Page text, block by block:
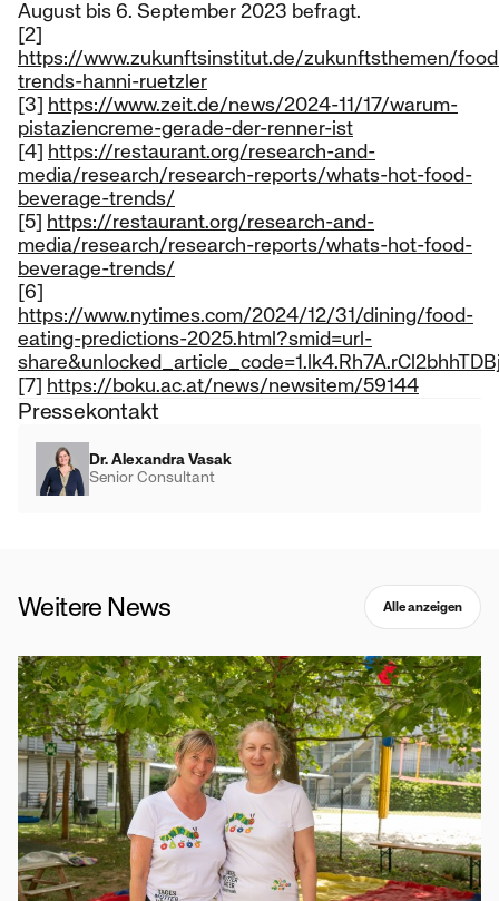
August bis 6. September 2023 befragt.
[2]
https://www.zukunftsinstitut.de/zukunftsthemen/
trends-hanni-ruetzler
[3] https://www.zeit.de/news/2024-11/17/warum-
pistaziencreme-gerade-der-renner-ist
[4] https://restaurant.org/research-and-
media/research/research-reports/whats-hot-food-
beverage-trends/
[5] https://restaurant.org/research-and-
media/research/research-reports/whats-hot-food-
beverage-trends/
[6]
https://www.nytimes.com/2024/12/31/dining/food-
eating-predictions-2025.html?smid=url-
[7] https://boku.ac.at/news/newsitem/59144
Pressekontakt
Dr. Alexandra Vasak
Senior Consultant
Weitere News Alle anzeigen